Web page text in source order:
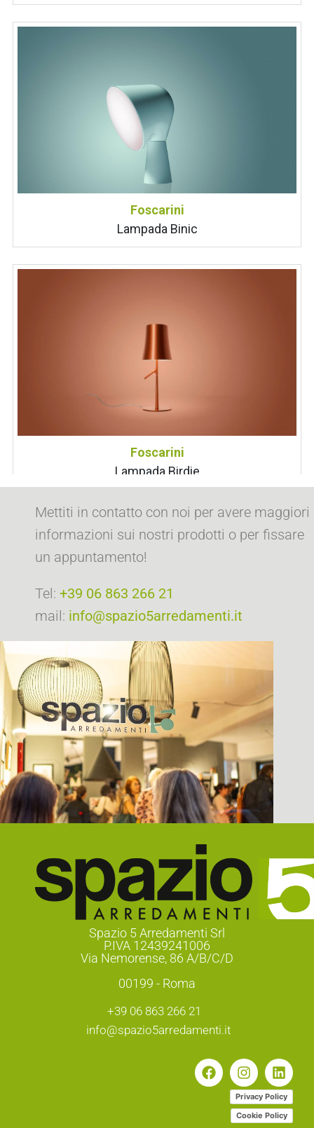
Mettiti in contatto con noi per avere maggiori
informazioni sui nostri prodotti o per fissare
un appuntamento!
Tel: +39 06 863 266 21
mail: info@spazio5arredamenti.it
Spazio 5 Arredamenti Srl
P.IVA 12439241006
Via Nemorense, 86 A/B/C/D
00199 - Roma
+39 06 863 266 21
info@spazio5arredamenti.it
Privacy Policy
Cookie Policy